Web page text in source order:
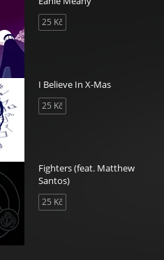
25 Kč
I Believe In X-Mas
25 Kč
Fighters (feat. Matthew
Santos)
25 Kč